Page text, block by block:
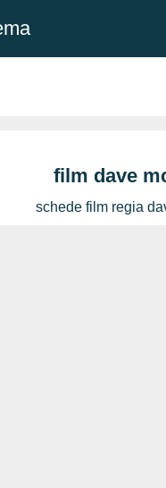
film dave
schede film regia